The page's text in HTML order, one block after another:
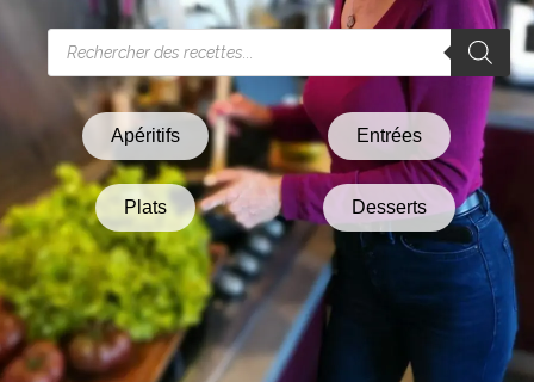
Apéritifs Entrées
Plats Desserts